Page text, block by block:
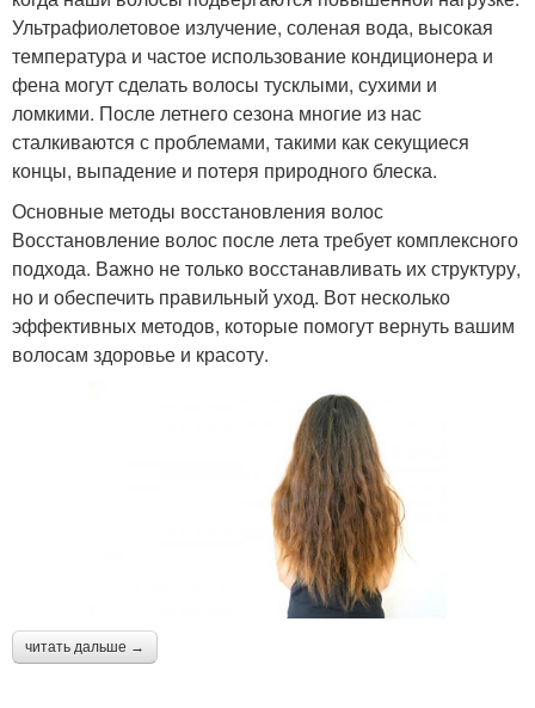
Ультрафиолетовое излучение, соленая вода, высокая
температура и частое использование кондиционера и
фена могут сделать волосы тусклыми, сухими и
ломкими. После летнего сезона многие из нас
сталкиваются с проблемами, такими как секущиеся
концы, выпадение и потеря природного блеска.
Основные методы восстановления волос
Восстановление волос после лета требует комплексного
подхода. Важно не только восстанавливать их структуру,
но и обеспечить правильный уход. Вот несколько
эффективных методов, которые помогут вернуть вашим
волосам здоровье и красоту.
читать дальше →